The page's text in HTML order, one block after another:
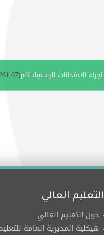
(261.07 KB)
التعليم العالي
حول التعليم العالي
هيكلية المديرية العامة